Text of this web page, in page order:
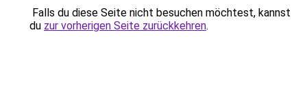
Falls du diese Seite nicht besuchen möchtest, kannst
du zur vorherigen Seite zurückkehren.